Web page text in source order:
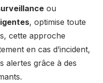
ou
, optimise toute
cette approche
en cas d’incident,
alertes grâce à des